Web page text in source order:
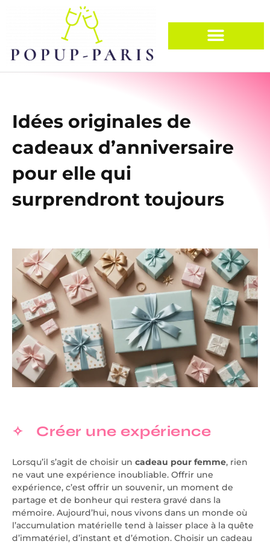
Idées originales de
cadeaux d’anniversaire
pour elle qui
surprendront toujours
Créer une expérience
Lorsqu’il s’agit de choisir un cadeau pour femme, rien
ne vaut une expérience inoubliable. Offrir une
expérience, c’est offrir un souvenir, un moment de
partage et de bonheur qui restera gravé dans la
mémoire. Aujourd’hui, nous vivons dans un monde où
l’accumulation matérielle tend à laisser place à la quête
d’immatériel, d’instant et d’émotion. Choisir un cadeau